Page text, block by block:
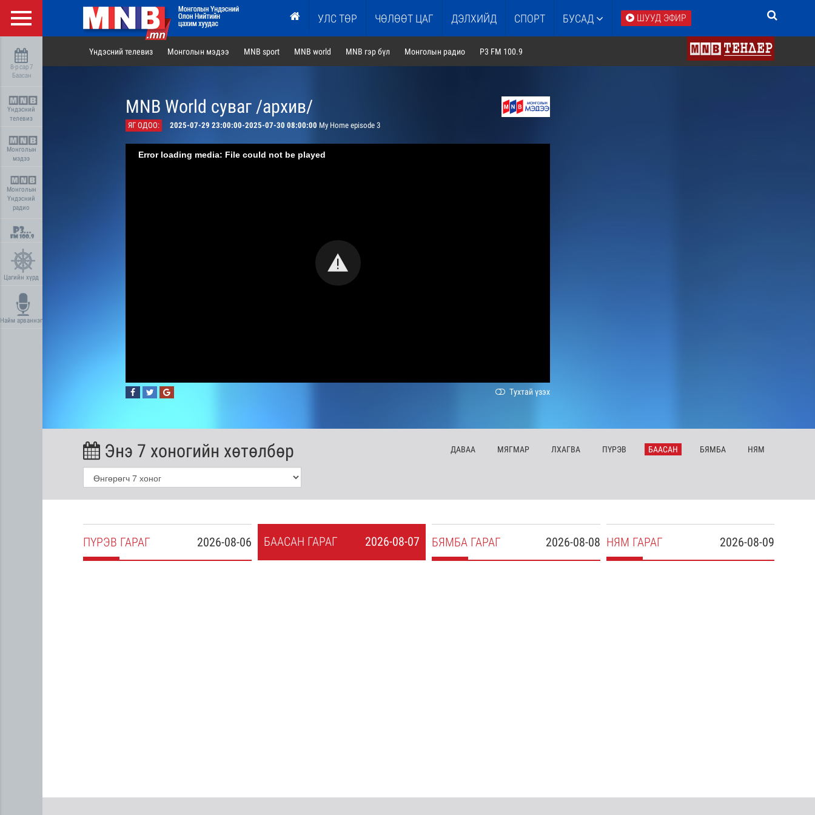
УЛС ТӨР ЧӨЛӨӨТ ЦАГ ДЭЛХИЙД СПОРТ БУСАД ШУУД ЭФИР
8-р сар 7
Баасан
Үндэсний
телевиз
Монголын
мэдээ
Монголын
Үндэсний
радио
Цагийн хүрд
Найм арваннэг
Үндэсний телевиз Монголын мэдээ MNB sport MNB world MNB гэр бүл Монголын радио P3 FM 100.9
MNB World суваг /архив/
ЯГ ОДОО: 2025-07-29 23:00:00-2025-07-30 08:00:00 My Home episode 3
Error loading media: File could not be played
Тухтай үзэх
Энэ 7 хоногийн хөтөлбөр ДАВАА МЯГМАР ЛХАГВА ПҮРЭВ БААСАН БЯМБА НЯМ
2026-08-06
ПҮРЭВ ГАРАГ 2026-08-07
БААСАН ГАРАГ 2026-08-08
БЯМБА ГАРАГ 2026-08-09
НЯМ ГАРАГ